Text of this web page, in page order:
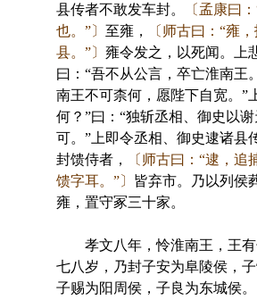
县传者不敢发车封。
〔孟康曰
也。”〕 至雍，
〔师古曰：“雍
县。”〕 雍令发之，以死闻。上
曰：“吾不从公言，卒亡淮南王
南王不可柰何，愿陛下自宽。”
何？”曰：“独斩丞相、御史以
可。”上即令丞相、御史逮诸县
封馈侍者，
〔师古曰：“逮，追
馈字耳。”〕 皆弃市。乃以列侯
雍，置守冢三十家。
孝文八年，怜淮南王，王有
七八岁，乃封子安为阜陵侯，子
子赐为阳周侯，子良为东城侯。